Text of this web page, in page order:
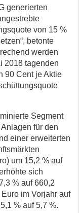
generierten
von 15 %
betonte
werden
2018 tagenden
90 Cent je Aktie
Segment
für den
einer erweiterten
um 15,2 % auf
sich
% auf 660,2
im Vorjahr auf
% auf 5,7 %.